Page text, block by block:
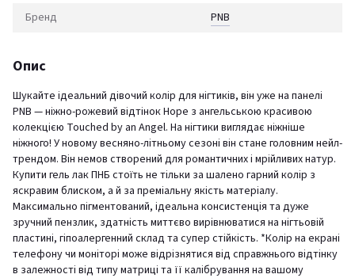
Бренд PNB
Опис
Шукайте ідеальний дівочий колір для нігтиків, він уже на панелі
PNB — ніжно-рожевий відтінок Hope з ангельською красивою
колекцією Touched by an Angel. На нігтики виглядає ніжніше
ніжного! У новому весняно-літньому сезоні він стане головним нейл-
трендом. Він немов створений для романтичних і мрійливих натур.
Купити гель лак ПНБ стоїть не тільки за шалено гарний колір з
яскравим блиском, а й за преміальну якість матеріалу.
Максимально пігментований, ідеальна консистенція та дуже
зручний пензлик, здатність миттєво вирівнюватися на нігтьовій
пластині, гіпоалергенний склад та супер стійкість. *Колір на екрані
телефону чи моніторі може відрізнятися від справжнього відтінку
в залежності від типу матриці та її калібрування на вашому